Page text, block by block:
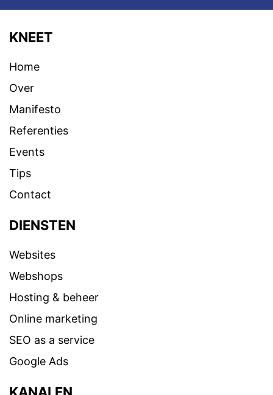
KNEET
Home
Over
Manifesto
Referenties
Events
Tips
Contact
DIENSTEN
Websites
Webshops
Hosting & beheer
Online marketing
SEO as a service
Google Ads
KANALEN